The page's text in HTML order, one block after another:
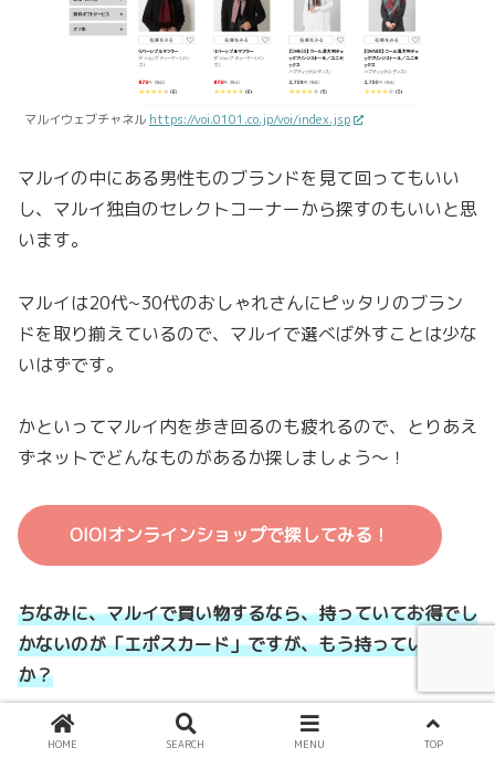
マルイウェブチャネル https://voi.0101.co.jp/voi/index.jsp
マルイの中にある男性ものブランドを見て回ってもいい
し、マルイ独自のセレクトコーナーから探すのもいいと思
います。
マルイは20代~30代のおしゃれさんにピッタリのブラン
ドを取り揃えているので、マルイで選べば外すことは少な
いはずです。
かといってマルイ内を歩き回るのも疲れるので、とりあえ
ずネットでどんなものがあるか探しましょう〜！
OIOIオンラインショップで探してみる！
ちなみに、マルイで買い物するなら、持っていてお得でし
かないのが「エポスカード」ですが、もう持っています
か？
最短で即日発行ができる クレジットカード
で、ポイントも
HOME SEARCH MENU TOP